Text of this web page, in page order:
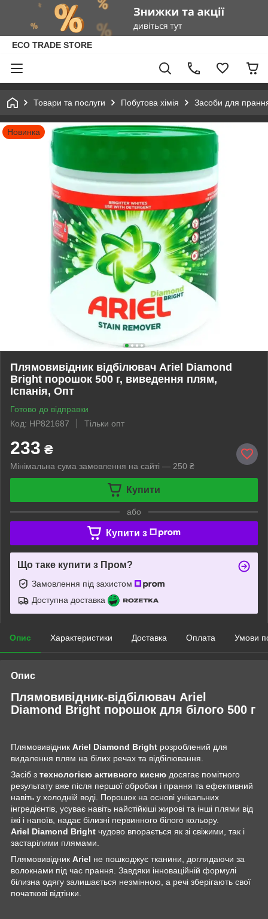
ECO TRADE STORE
Товари та послуги Побутова хімія Засоби для
Новинка
Плямовивідник відбілювач Ariel Diamond
Bright порошок 500 г, виведення плям,
Іспанія, Опт
Готово до відправки
Код: HP821687
Тільки опт
233 ₴
Мінімальна сума замовлення на сайті — 250 ₴
Купити
або
Купити з
Що таке купити з Пром?
Замовлення під захистом
Доступна доставка
Опис Характеристики Доставка Оплата Умови
Опис
Плямовивідник-відбілювач Ariel
Diamond Bright порошок для білого 500 г
Плямовивідник Ariel Diamond Bright розроблений для
видалення плям на білих речах та відбілювання.
Засіб з технологією активного кисню досягає помітного
результату вже після першої обробки і прання та ефективний
навіть у холодній воді. Порошок на основі унікальних
інгредієнтів, усуває навіть найстійкіші жирові та інші плями від
їжі і напоїв, надає білизні первинного білого кольору.
Ariel Diamond Bright чудово впорається як зі свіжими, так і
застарілими плямами.
Плямовивідник Ariel не пошкоджує тканини, доглядаючи за
волокнами під час прання. Завдяки інноваційній формулі
білизна одягу залишається незмінною, а речі зберігають свої
початкові відтінки.